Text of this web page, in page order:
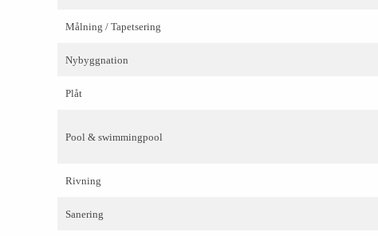
Målning / Tapetsering
Nybyggnation
Plåt
Pool & swimmingpool
Rivning
Sanering